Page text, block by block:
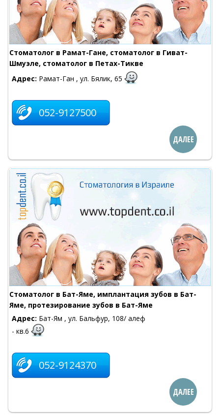
Стоматолог в Рамат-Гане, стоматолог в Гиват-
Шмуэле, стоматолог в Петах-Тикве
Адрес: Рамат-Ган , ул. Бялик, 65
052-9127500
ДАЛЕЕ
Cтоматолог в Бат-Яме, имплантация зубов в Бат-
Яме, протезирование зубов в Бат-Яме
Адрес: Бат-Ям , ул. Бальфур, 108/ алеф
- кв.6
052-9124370
ДАЛЕЕ